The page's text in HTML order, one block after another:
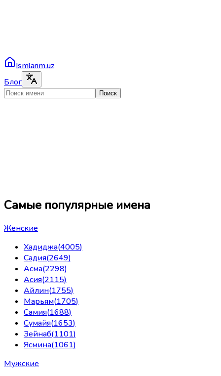
Ismlarim.uz
Блог
Поиск
Самые популярные имена
Женские
Хадиджа(4005)
Садия(2649)
Асма(2298)
Асия(2115)
Айлин(1755)
Марьям(1705)
Самия(1688)
Сумайя(1653)
Зейнаб(1101)
Ясмина(1061)
Мужские